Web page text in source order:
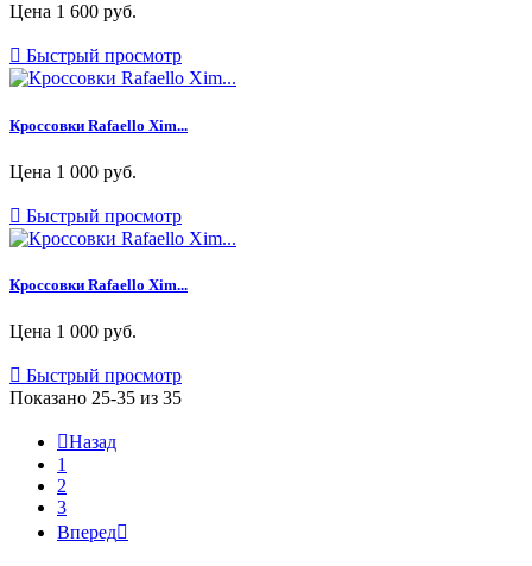
Цена 1 600 руб.
 Быстрый просмотр
Кроссовки Rafaello Xim...
Цена 1 000 руб.
 Быстрый просмотр
Кроссовки Rafaello Xim...
Цена 1 000 руб.
 Быстрый просмотр
Показано 25-35 из 35
Назад
1
2
3
Вперед